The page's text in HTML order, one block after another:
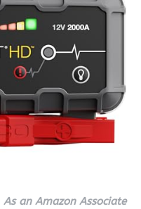
As an Amazon Associate